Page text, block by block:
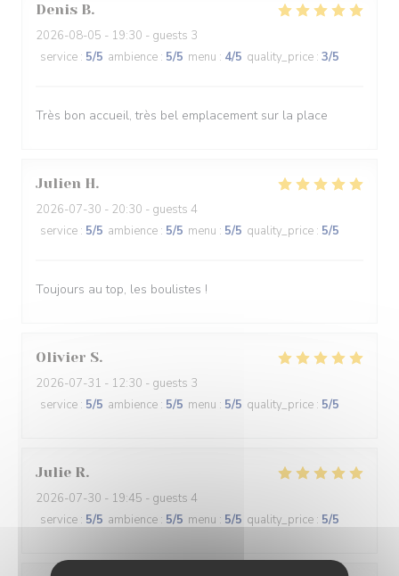
Denis B
2026-08-05 - 19:30 - guests 3
service : 5/5 ambience : 5/5 menu : 4/5 quality_price : 3/5
Très bon accueil, très bel emplacement sur la place
Julien H
2026-07-30 - 20:30 - guests 4
service : 5/5 ambience : 5/5 menu : 5/5 quality_price : 5/5
Toujours au top, les boulistes !
Olivier S
2026-07-31 - 12:30 - guests 3
service : 5/5 ambience : 5/5 menu : 5/5 quality_price : 5/5
Julie R
2026-07-30 - 19:45 - guests 4
service : 5/5 ambience : 5/5 menu : 5/5 quality_price : 5/5